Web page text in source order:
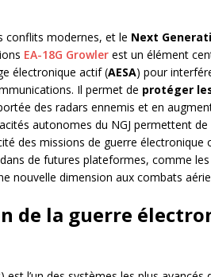
conflits modernes, et le Next
EA-18G Growler est un élément
électronique actif (AESA) pour
Il permet de protéger
des radars ennemis et en
autonomes du NGJ permettent
des missions de guerre électronique
de futures plateformes, comme
nouvelle dimension aux combats
de la guerre